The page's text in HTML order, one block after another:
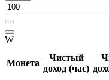
W
Монета
Чистый
доход (час)